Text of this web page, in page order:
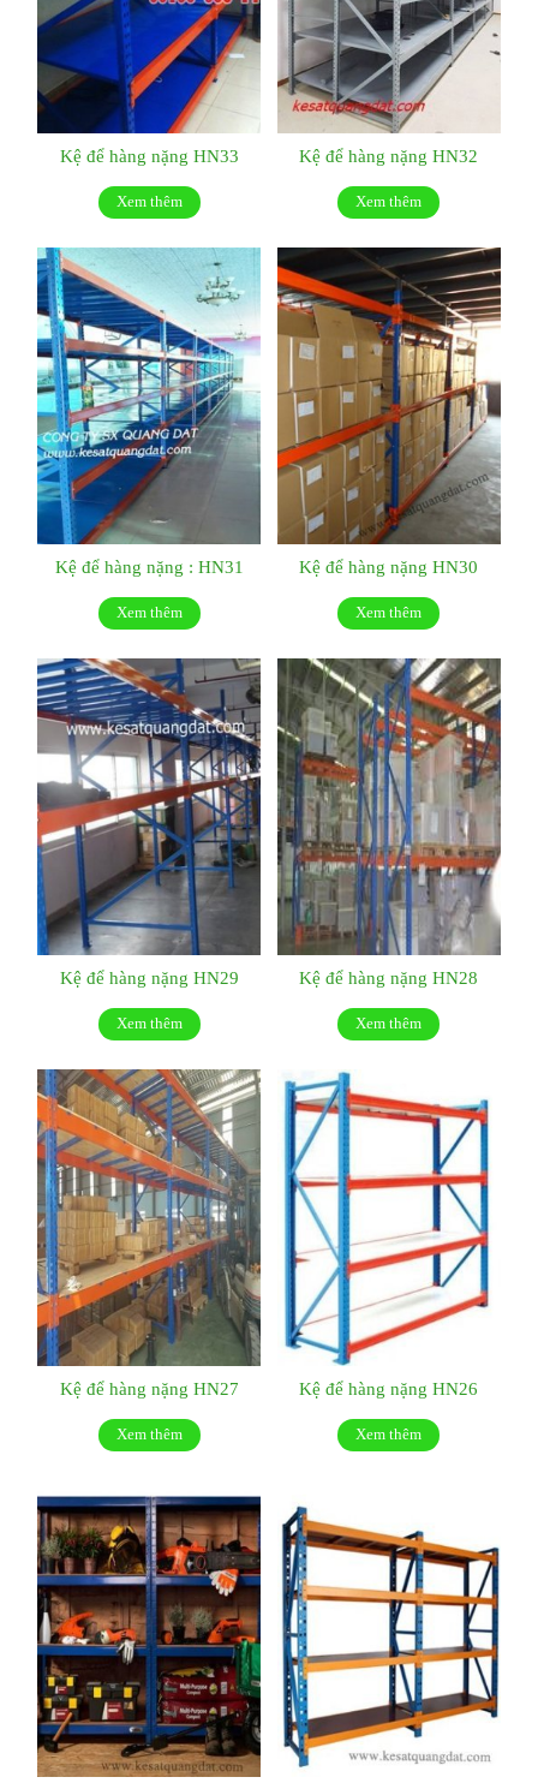
Kệ để hàng nặng HN33
Xem thêm
Kệ để hàng nặng HN32
Xem thêm
Kệ để hàng nặng : HN31
Xem thêm
Kệ để hàng nặng HN30
Xem thêm
Kệ để hàng nặng HN29
Xem thêm
Kệ để hàng nặng HN28
Xem thêm
Kệ để hàng nặng HN27
Xem thêm
Kệ để hàng nặng HN26
Xem thêm